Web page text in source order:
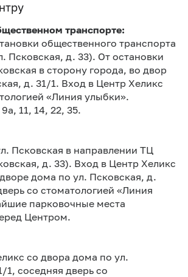
транспорте:
общественного транспорта
Псковская, д. 33). От остановки
в сторону города, во двор
д. 31/1. Вход в Центр Хеликс
«Линия улыбки».
11, 14, 22, 35.
Псковская в направлении ТЦ
д. 33). Вход в Центр Хеликс
дома по ул. Псковская, д.
со стоматологией «Линия
парковочные места
Центром.
со двора дома по ул.
1, соседняя дверь со